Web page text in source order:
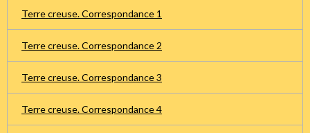
Terre creuse. Correspondance 1
Terre creuse. Correspondance 2
Terre creuse. Correspondance 3
Terre creuse. Correspondance 4